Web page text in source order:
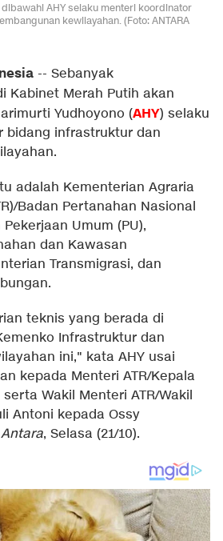
AHY selaku menteri koordinator
kewilayahan. (Foto: ANTARA
-- Sebanyak
Kabinet Merah Putih akan
Yudhoyono (AHY) selaku
bidang infrastruktur dan
adalah Kementerian Agraria
Badan Pertanahan Nasional
Umum (PU),
dan Kawasan
Transmigrasi, dan
teknis yang berada di
Infrastruktur dan
ini," kata AHY usai
kepada Menteri ATR/Kepala
Wakil Menteri ATR/Wakil
Antoni kepada Ossy
Antara, Selasa (21/10).